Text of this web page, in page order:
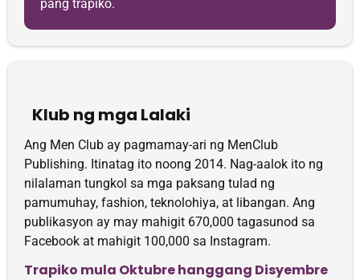
pang trapiko.
Klub ng mga Lalaki
Ang Men Club ay pagmamay-ari ng MenClub
Publishing. Itinatag ito noong 2014. Nag-aalok ito ng
nilalaman tungkol sa mga paksang tulad ng
pamumuhay, fashion, teknolohiya, at libangan. Ang
publikasyon ay may mahigit 670,000 tagasunod sa
Facebook at mahigit 100,000 sa Instagram.
Trapiko mula Oktubre hanggang Disyembre